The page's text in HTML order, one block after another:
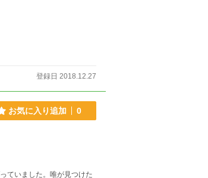
登録日 2018.12.27
お気に入り追加 0
ていました。​唯が見つけた